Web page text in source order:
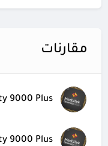
مقارنات
9000 Plus